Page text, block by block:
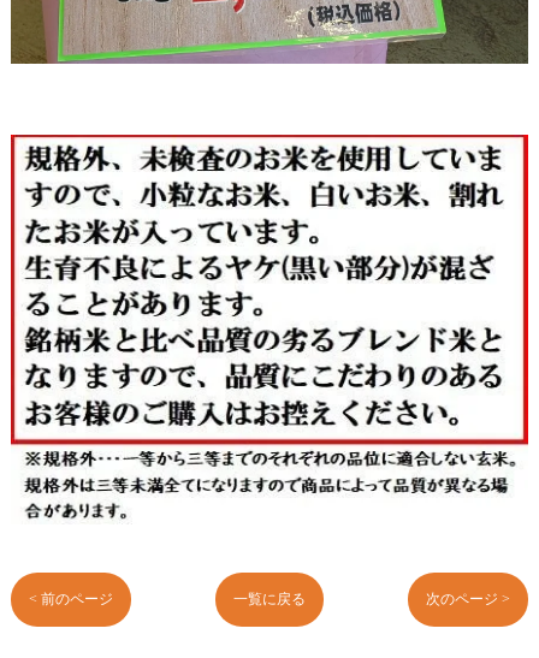
< 前のページ 一覧に戻る 次のページ >